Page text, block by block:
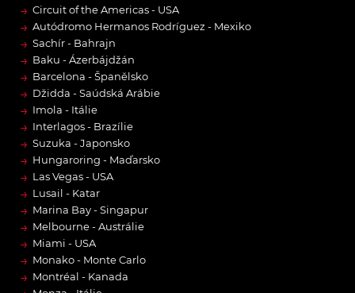
→ Circuit of the Americas - USA
→ Autódromo Hermanos Rodríguez - Mexiko
→ Sachír - Bahrajn
→ Baku - Ázerbájdžán
→ Barcelona - Španělsko
→ Džidda - Saúdská Arábie
→ Imola - Itálie
→ Interlagos - Brazílie
→ Suzuka - Japonsko
→ Hungaroring - Maďarsko
→ Las Vegas - USA
→ Lusail - Katar
→ Marina Bay - Singapur
→ Melbourne - Austrálie
→ Miami - USA
→ Monako - Monte Carlo
→ Montréal - Kanada